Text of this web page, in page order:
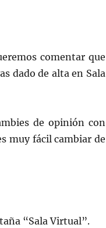
comentar que
dado de alta en Sala
de opinión con
muy fácil cambiar de
“Sala Virtual”.